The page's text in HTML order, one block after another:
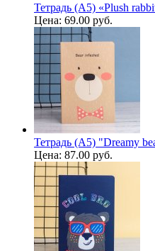
Тетрадь (A5) «Plush
Цена: 69.00 руб.
Тетрадь (A5) "Dreamy
Цена: 87.00 руб.